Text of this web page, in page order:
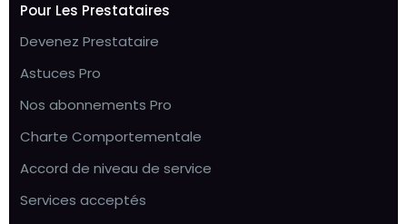
Pour Les Prestataires
Devenez Prestataire
Astuces Pro
Nos abonnements Pro
Charte Comportementale
Accord de niveau de service
Services acceptés